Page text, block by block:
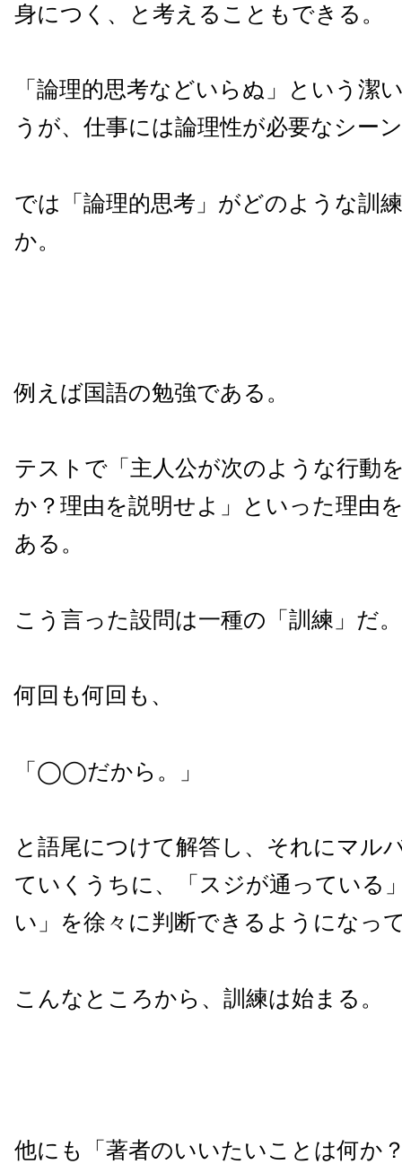
身につく、と考えることもできる。
「論理的思考などいらぬ」という潔
うが、仕事には論理性が必要なシー
では「論理的思考」がどのような訓
か。
例えば国語の勉強である。
テストで「主人公が次のような行動
か？理由を説明せよ」といった理由
ある。
こう言った設問は一種の「訓練」だ。
何回も何回も、
「◯◯だから。」
と語尾につけて解答し、それにマル
ていくうちに、「スジが通っている
い」を徐々に判断できるようになっ
こんなところから、訓練は始まる。
他にも「著者のいいたいことは何か